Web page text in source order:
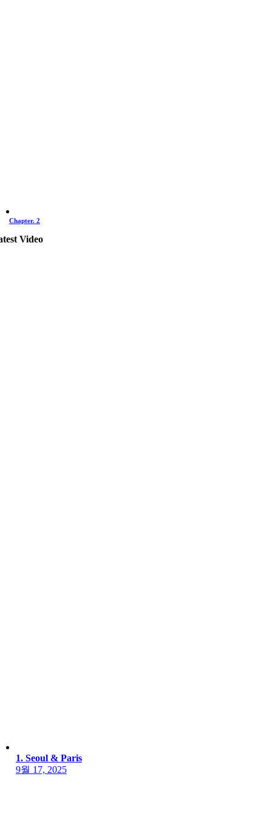
Chapter. 2
Video
1. Seoul & Paris
9월 17, 2025